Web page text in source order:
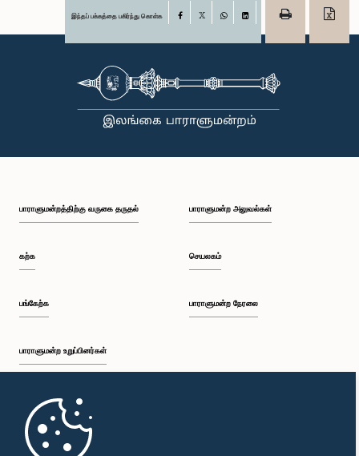
இந்தப் பக்கத்தை பகிர்ந்து கொள்க Facebook
பாராளுமன்றத்திற்கு வருகை தருதல்
கற்க
பங்கேற்க
பாராளுமன்ற உறுப்பினர்கள்
முதற்பக்கம்
பாராளுமன்ற அலுவல்கள்
செயலகம்
பாராளுமன்ற நேரலை